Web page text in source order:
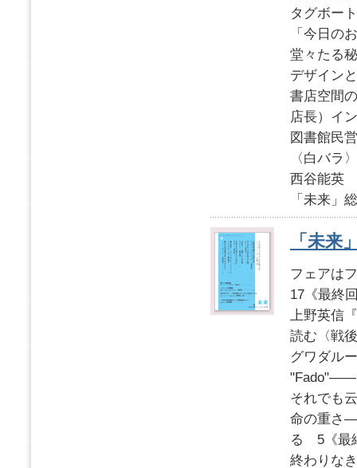
タグボー
「今日
堂々た
デザイン
書店空間
店長）イ
図書館民
〈白バ
西谷能英
「未来」
「未来
フェアは
17 《最終
上野英信
読む〈
グワダル
それでも
命の重さ
る 5 《
終わりな